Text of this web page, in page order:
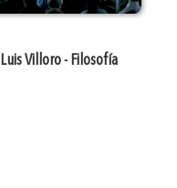
Luis Villoro - Filosofía